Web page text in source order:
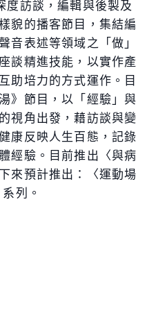
度訪談，編輯與後製及
貌的播客節目，集結編
音表述等領域之「做」
談精進技能，以實作產
助培力的方式運作。目
》節目，以「經驗」與
視角出發，藉訪談與變
康反映人生百態，記錄
經驗。目前推出〈與病
來預計推出：〈運動場
列。